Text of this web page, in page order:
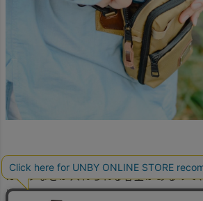
メインポケットはスマートフォンを始め
カメラなどが入れられる容量があるの
けどポケットだけじゃ入りきらない」な